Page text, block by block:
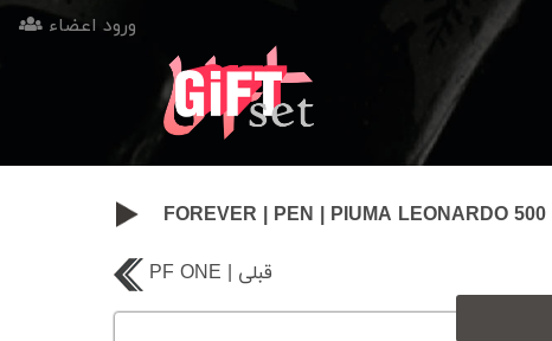
ورود اعضاء
FOREVER PEN PIUMA LEONARDO 500
PF ONE | قبلی